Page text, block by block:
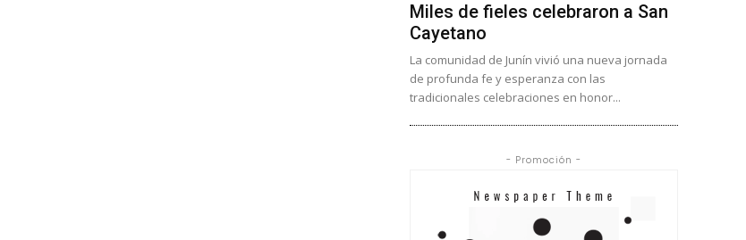
Miles de fieles celebraron a San
Cayetano
La comunidad de Junín vivió una nueva jornada
de profunda fe y esperanza con las
tradicionales celebraciones en honor...
- Promoción -